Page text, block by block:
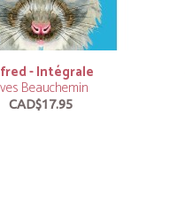
- Intégrale
Beauchemin
CAD$17.95